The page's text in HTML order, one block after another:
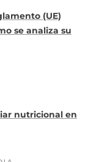
(UE)
se analiza su
nutricional en